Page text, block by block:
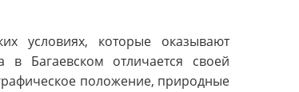
условиях, которые оказывают
Багаевском отличается своей
положение, природные